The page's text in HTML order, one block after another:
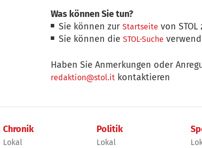
Was können Sie tun?
Sie können zurStartseite von
Sie können dieSTOL-Suche
Haben Sie Anmerkungen oder
redaktion@stol.it kontaktieren
Chronik
Lokal
Politik
Lokal